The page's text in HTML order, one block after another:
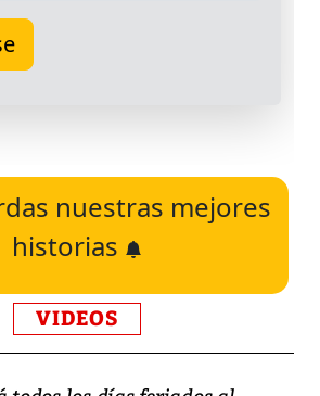
nuestras mejores
historias
VIDEOS